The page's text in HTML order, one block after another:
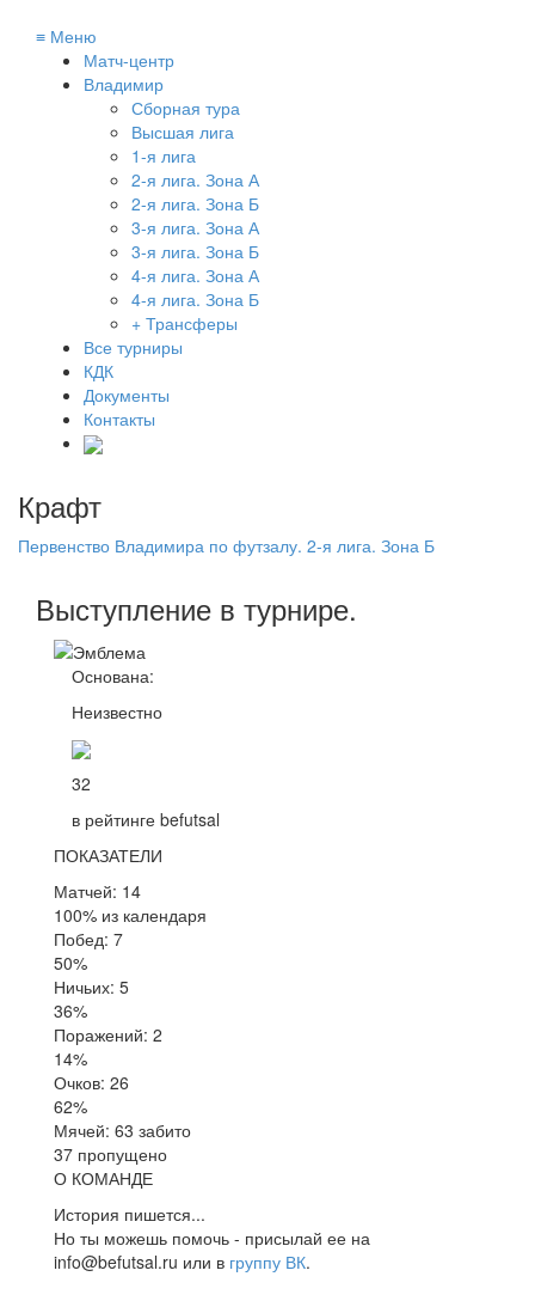
≡ Меню
Матч-центр
Владимир
Сборная тура
Высшая лига
1-я лига
2-я лига. Зона А
2-я лига. Зона Б
3-я лига. Зона А
3-я лига. Зона Б
4-я лига. Зона А
4-я лига. Зона Б
+ Трансферы
Все турниры
КДК
Документы
Контакты
Крафт
Первенство Владимира по футзалу. 2-я лига. Зона Б
Выступление в турнире.
Основана:
Неизвестно
32
в рейтинге befutsal
ПОКАЗАТЕЛИ
Матчей: 14
100% из календаря
Побед: 7
50%
Ничьих: 5
36%
Поражений: 2
14%
Очков: 26
62%
Мячей: 63 забито
37 пропущено
О КОМАНДЕ
История пишется...
Но ты можешь помочь - присылай ее на
info@befutsal.ru или в группу ВК.